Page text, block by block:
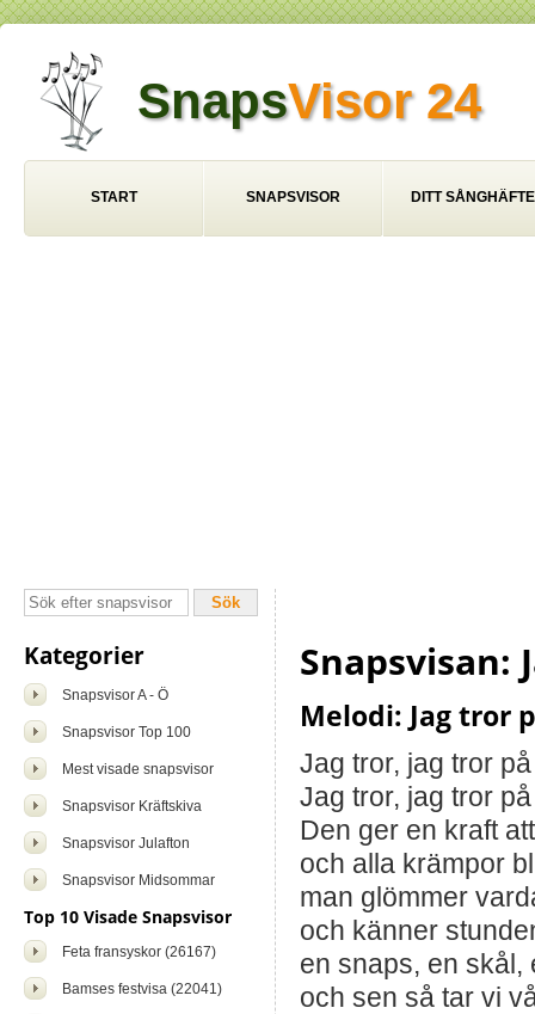
SnapsVisor 24
START SNAPSVISOR DITT SÅNGHÄFTE
Kategorier
Snapsvisor A - Ö
Snapsvisor Top 100
Mest visade snapsvisor
Snapsvisor Kräftskiva
Snapsvisor Julafton
Snapsvisor Midsommar
Top 10 Visade Snapsvisor
Feta fransyskor (26167)
Bamses festvisa (22041)
Snapsvisan:
Melodi: Jag tror
Jag tror, jag tror
Jag tror, jag tror
Den ger en kraft
och alla krämpor
man glömmer
och känner
en snaps, en skål,
och sen så tar vi